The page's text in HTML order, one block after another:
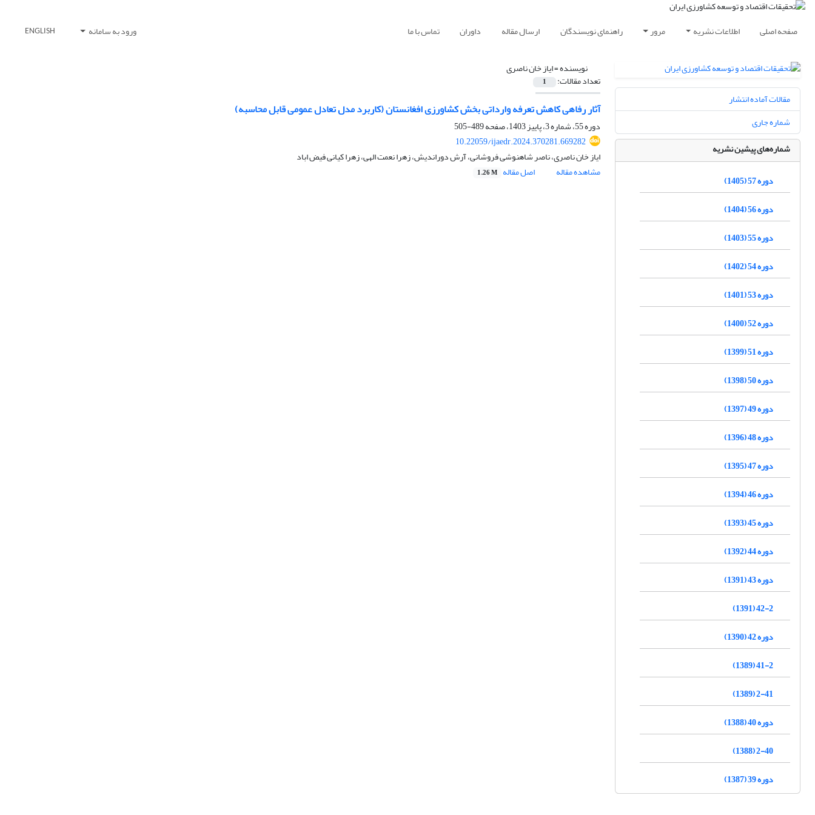
صفحه اصلی اطلاعات نشریه مرور راهنمای نویسندگان ارسال مقاله داوران تماس با ما ورود به سامانه ENGLISH
نویسنده =ایاز خان ناصری
تعداد مقالات: 1
آثار رفاهی کاهش تعرفه وارداتی بخش کشاورزی افغانستان (کاربرد مدل تعادل عمومی قابل محاسبه)
دوره 55، شماره 3، پاییز 1403، صفحه
489-505
10.22059/ijaedr.2024.370281.669282
ایاز خان ناصری، ناصر شاهنوشی فروشانی، آرش دوراندیش، زهرا نعمت الهی، زهرا کیانی فیض اباد
مشاهده مقاله
اصل مقاله 1.26 M
مقالات آماده انتشار
شماره جاری
شماره‌های پیشین نشریه
دوره 57 (1405)
دوره 56 (1404)
دوره 55 (1403)
دوره 54 (1402)
دوره 53 (1401)
دوره 52 (1400)
دوره 51 (1399)
دوره 50 (1398)
دوره 49 (1397)
دوره 48 (1396)
دوره 47 (1395)
دوره 46 (1394)
دوره 45 (1393)
دوره 44 (1392)
دوره 43 (1391)
42-2 (1391)
دوره 42 (1390)
41-2 (1389)
2-41 (1389)
دوره 40 (1388)
2-40 (1388)
دوره 39 (1387)